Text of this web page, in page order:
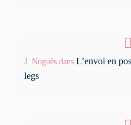
J. Noguès dans L’envoi en
legs